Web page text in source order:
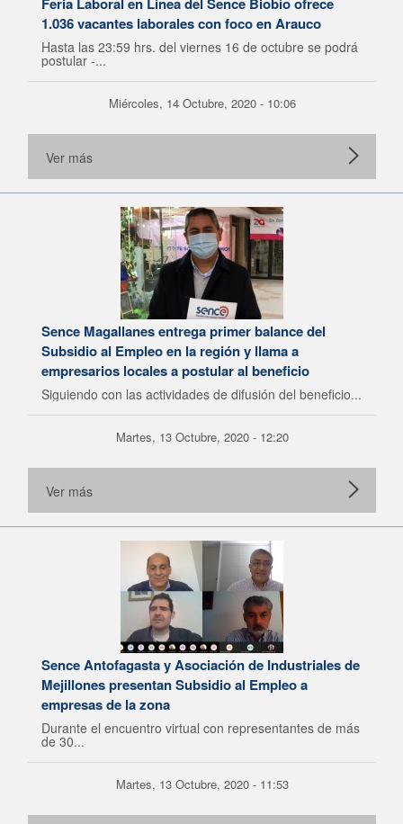
1.036 vacantes laborales con foco en Arauco
Hasta las 23:59 hrs. del viernes 16 de octubre se podrá
postular -...
Miércoles, 14 Octubre, 2020 - 10:06
Ver más
Sence Magallanes entrega primer balance del
Subsidio al Empleo en la región y llama a
empresarios locales a postular al beneficio
Siguiendo con las actividades de difusión del beneficio...
Martes, 13 Octubre, 2020 - 12:20
Ver más
Sence Antofagasta y Asociación de Industriales de
Mejillones presentan Subsidio al Empleo a
empresas de la zona
Durante el encuentro virtual con representantes de más
de 30...
Martes, 13 Octubre, 2020 - 11:53